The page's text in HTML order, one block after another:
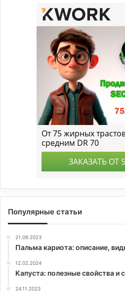
Популярные статьи
21.09.2023
Пальма кариота: описание,
12.02.2024
Капуста: полезные свойства и
24.11.2023